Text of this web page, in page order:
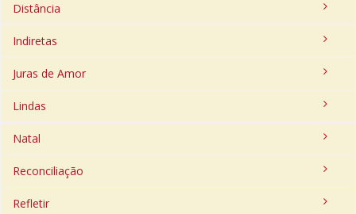
Distância
Indiretas
Juras de Amor
Lindas
Natal
Reconciliação
Refletir